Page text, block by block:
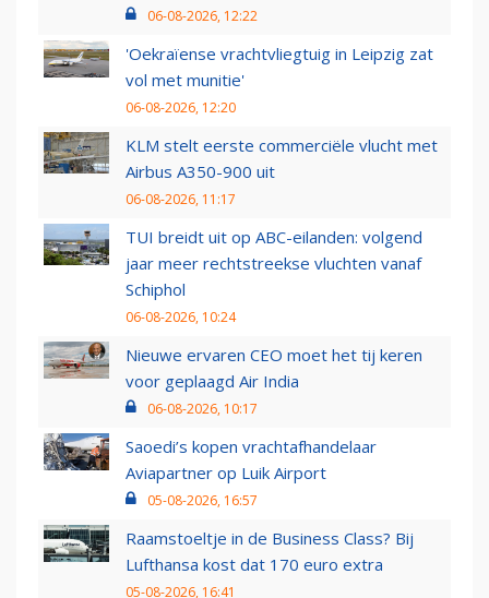
06-08-2026, 12:22
'Oekraïense vrachtvliegtuig in Leipzig zat
vol met munitie'
06-08-2026, 12:20
KLM stelt eerste commerciële vlucht met
Airbus A350-900 uit
06-08-2026, 11:17
TUI breidt uit op ABC-eilanden: volgend
jaar meer rechtstreekse vluchten vanaf
Schiphol
06-08-2026, 10:24
Nieuwe ervaren CEO moet het tij keren
voor geplaagd Air India
06-08-2026, 10:17
Saoedi’s kopen vrachtafhandelaar
Aviapartner op Luik Airport
05-08-2026, 16:57
Raamstoeltje in de Business Class? Bij
Lufthansa kost dat 170 euro extra
05-08-2026, 16:41